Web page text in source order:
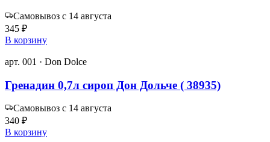
Самовывоз с 14 августа
345 ₽
В корзину
арт. 001 · Don Dolce
Гренадин 0,7л сироп Дон Дольче ( 38935)
Самовывоз с 14 августа
340 ₽
В корзину